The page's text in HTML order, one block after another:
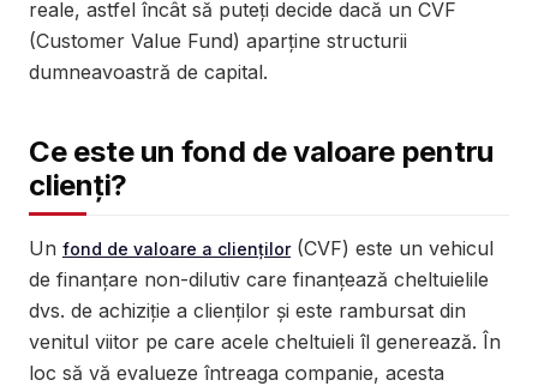
reale, astfel încât să puteți decide dacă un CVF
(Customer Value Fund) aparține structurii
dumneavoastră de capital.
Ce este un fond de valoare pentru
clienți?
Un fond de valoare a clienților(CVF) este un vehicul
de finanțare non-dilutiv care finanțează cheltuielile
dvs. de achiziție a clienților și este rambursat din
venitul viitor pe care acele cheltuieli îl generează. În
loc să vă evalueze întreaga companie, acesta